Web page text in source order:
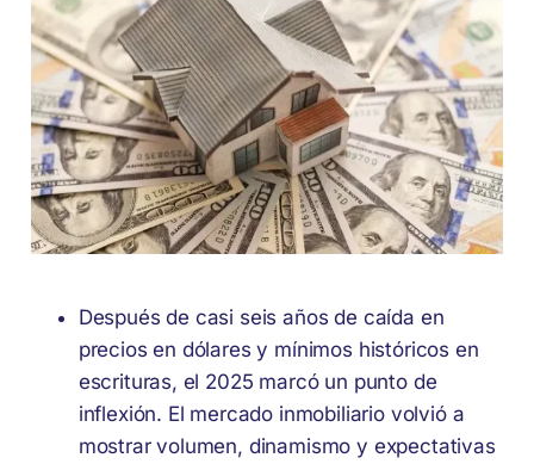
Después de casi seis años de caída en
precios en dólares y mínimos históricos en
escrituras, el 2025 marcó un punto de
inflexión. El mercado inmobiliario volvió a
mostrar volumen, dinamismo y expectativas